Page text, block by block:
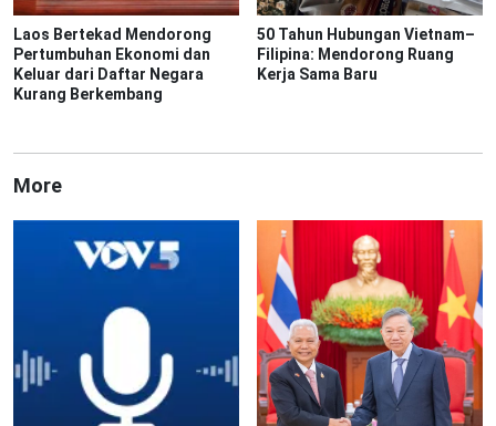
Laos Bertekad Mendorong
Pertumbuhan Ekonomi dan
Keluar dari Daftar Negara
Kurang Berkembang
50 Tahun Hubungan Vietnam–
Filipina: Mendorong Ruang
Kerja Sama Baru
More